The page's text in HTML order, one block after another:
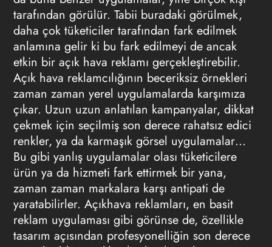
tarafından görülür. Tabii buradaki görülmek,
daha çok tüketiciler tarafından fark edilmek
anlamına gelir ki bu fark edilmeyi de ancak
etkin bir açık hava reklamı gerçekleştirebilir.
Açık hava reklamcılığının beceriksiz örnekleri
zaman zaman yerel uygulamalarda karşımıza
çıkar. Uzun uzun anlatılan kampanyalar, dikkat
çekmek için seçilmiş son derece rahatsız edici
renkler, ya da karmaşık görsel uygulamalar…
Bu gibi yanlış uygulamalar olası tüketicilere
ürün ya da hizmeti fark ettirmek bir yana,
zaman zaman markalara karşı antipati de
yaratabilirler. Açıkhava reklamları, en basit
reklam uygulaması gibi görünse de, özellikle
tasarım açısından profesyonelliğin son derece